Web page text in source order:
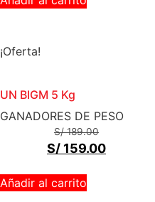
¡Oferta!
UN BIGM 5 Kg
GANADORES DE PESO
S/189.00
S/ 159.00
Añadir al carrito